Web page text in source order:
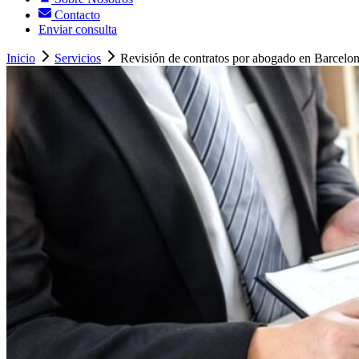
Contacto
Enviar consulta
Inicio Servicios Revisión de contratos por abogado en